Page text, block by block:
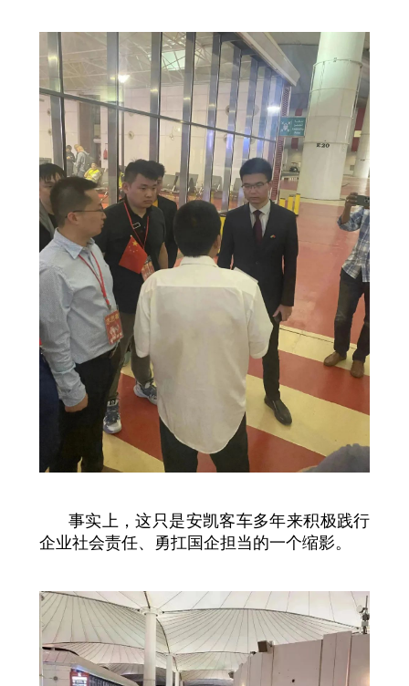
事实上，这只是安凯客车多年来积极践行
企业社会责任、勇扛国企担当的一个缩影。